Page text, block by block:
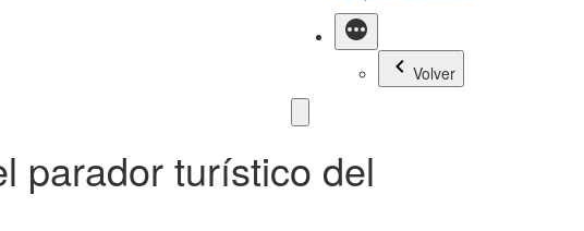
Más
Volver
parador turístico del